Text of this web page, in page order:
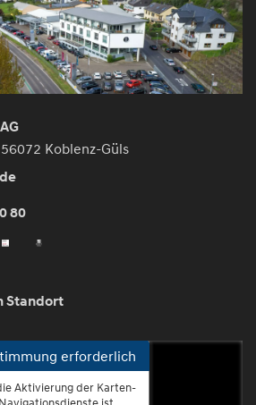
Koblenz-Güls
80
Standort
Koblenz-Güls
erforderlich
Aktivierung der Karten-
ist